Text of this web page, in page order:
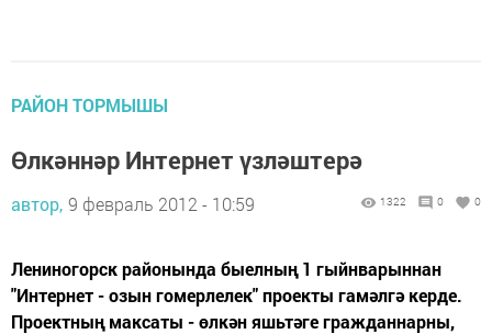
РАЙОН ТОРМЫШЫ
Өлкәннәр Интернет үзләштерә
автор, 9 февраль 2012 - 10:59 1322 0 0
Лениногорск районында быелның 1 гыйнварыннан
"Интернет - озын гомерлелек" проекты гамәлгә керде.
Проектның максаты - өлкән яшьтәге гражданнарны,